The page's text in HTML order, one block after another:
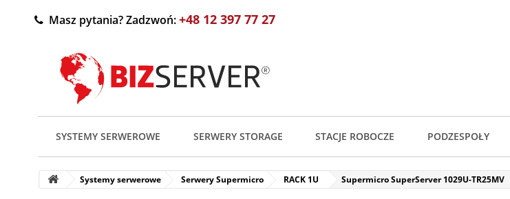
Masz pytania? Zadzwoń:+48 12 397 77 27
SYSTEMY SERWEROWE SERWERY STORAGE STACJE ROBOCZE PODZESPOŁY
Systemy serwerowe Serwery Supermicro RACK 1U Supermicro SuperServer 1029U-TR25MV